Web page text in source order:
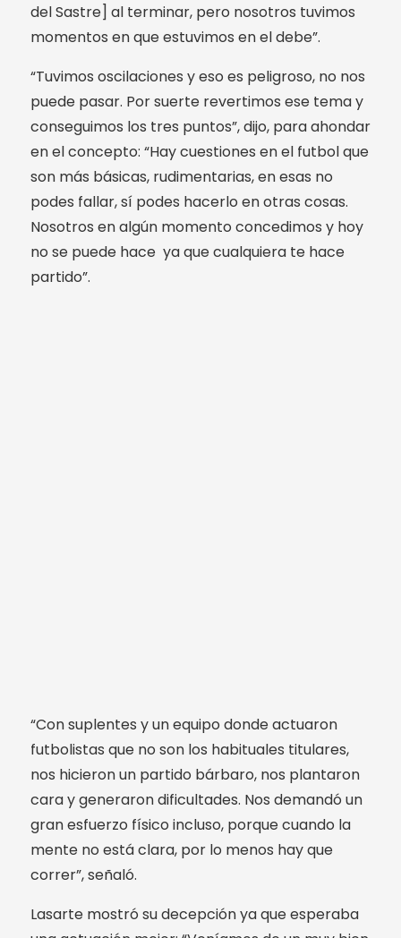
del Sastre] al terminar, pero nosotros tuvimos
momentos en que estuvimos en el debe”.
“Tuvimos oscilaciones y eso es peligroso, no nos
puede pasar. Por suerte revertimos ese tema y
conseguimos los tres puntos”, dijo, para ahondar
en el concepto: “Hay cuestiones en el futbol que
son más básicas, rudimentarias, en esas no
podes fallar, sí podes hacerlo en otras cosas.
Nosotros en algún momento concedimos y hoy
no se puede hace ya que cualquiera te hace
partido”.
“Con suplentes y un equipo donde actuaron
futbolistas que no son los habituales titulares,
nos hicieron un partido bárbaro, nos plantaron
cara y generaron dificultades. Nos demandó un
gran esfuerzo físico incluso, porque cuando la
mente no está clara, por lo menos hay que
correr”, señaló.
Lasarte mostró su decepción ya que esperaba